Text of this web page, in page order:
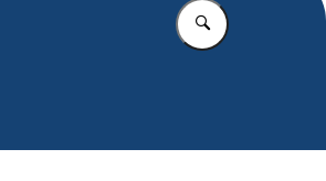
Vul in wat u